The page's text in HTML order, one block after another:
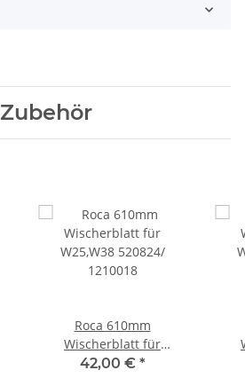
Zubehör
Roca 610mm
Wischerblatt für
W25,W38 520824/
42,00 € *